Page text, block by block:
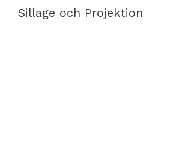
Sillage och Projektion